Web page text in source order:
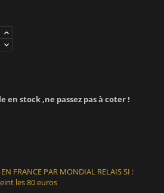
en stock ,ne passez pas à coter !
FRANCE PAR MONDIAL RELAIS SI :
les 80 euros